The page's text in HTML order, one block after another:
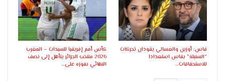
فاس: أوزين والعسالي يقودان تحركات
“السنبلة” بفاس استعدادا
للاستحقاقات…
كأس أمم إفريقيا للسيدات – المغرب
2026 منتخب الجزائر يتأهل إلى نصف
النهائي بفوزه على…